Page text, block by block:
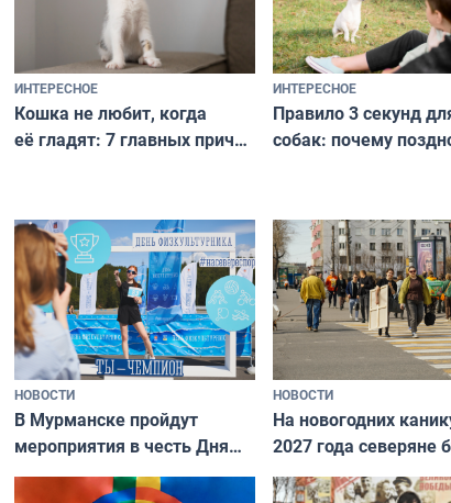
ИНТЕРЕСНОЕ
Кошка не любит, когда
её гладят: 7 главных причин
независимому питомцу
ИНТЕРЕСНОЕ
Правило 3 секунд
собак: почему
питомцу всё сразу и
криков
НОВОСТИ
В Мурманске пройдут
мероприятия в честь Дня
физкультурника
НОВОСТИ
На новогодних
2027 года северяне
отдыхать 11 дней